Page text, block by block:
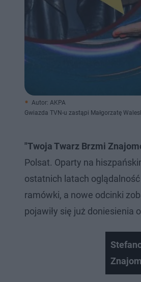
Autor: AKPA
Gwiazda TVN-u zastąpi Małgorzatę
"Twoja Twarz Brzmi
Polsat. Oparty na
ostatnich latach
ramówki, a nowe odcinki
pojawiły się już doniesienia